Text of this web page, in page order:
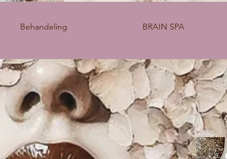
Behandeling BRAIN SPA